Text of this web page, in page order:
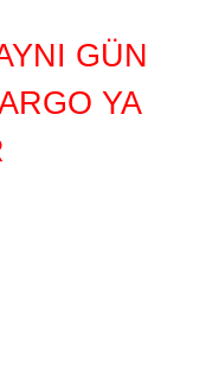
GÜN
YA